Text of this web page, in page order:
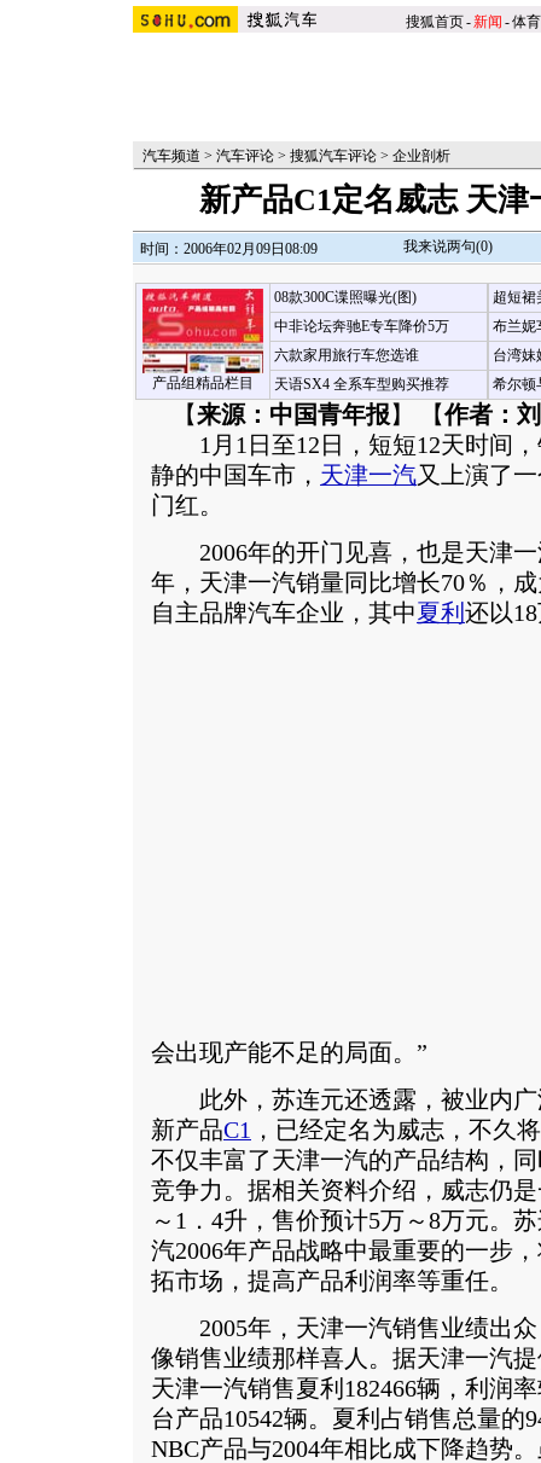
搜狐首页-新闻 -体育
汽车频道 > 汽车评论 > 搜狐汽车评论 > 企业剖析
新产品C1定名威志 天
时间：2006年02月09日08:09 我来说两句(0)
产品组精品栏目
08款300C谍照曝光(图)
中非论坛奔驰E专车降价5万
六款家用旅行车您选谁
天语SX4 全系车型购买推荐
超短裙
布兰妮
台湾妹
希尔顿
【来源：中国青年报 】 【作者：
1月1日至12日，短短12天时间，
静的中国车市， 天津一汽 又上演了
门红。
2006年的开门见喜，也是天津一
年，天津一汽销量同比增长70％，
自主品牌汽车企业，其中夏利 还以
会出现产能不足的局面。”
此外，苏连元还透露，被业内广
新产品C1 ，已经定名为威志，不久
不仅丰富了天津一汽的产品结构，
竞争力。据相关资料介绍，威志仍
～1．4升，售价预计5万～8万元。
汽2006年产品战略中最重要的一步
拓市场，提高产品利润率等重任。
2005年，天津一汽销售业绩出众
像销售业绩那样喜人。据天津一汽
天津一汽销售夏利182466辆，利润
台产品10542辆。夏利占销售总量的
NBC产品与2004年相比成下降趋势